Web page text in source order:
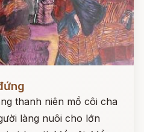
thanh niên mồ côi cha
làng nuôi cho lớn